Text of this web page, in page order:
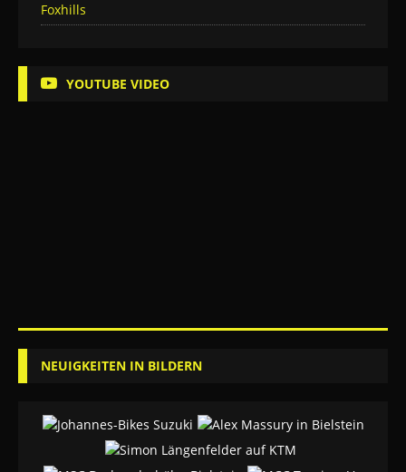
Foxhills
YOUTUBE VIDEO
NEUIGKEITEN IN BILDERN